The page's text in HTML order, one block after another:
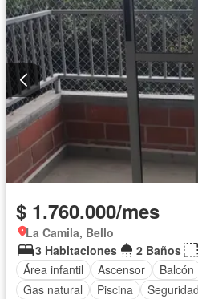
$ 1.760.000/mes
La Camila, Bello
3 Habitaciones
2 Baños
Área infantil
Ascensor Balcón
Gas natural
Piscina